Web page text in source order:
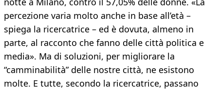
percezione varia molto anche in base all’età –
spiega la ricercatrice – ed è dovuta, almeno in
parte, al racconto che fanno delle città politica e
media». Ma di soluzioni, per migliorare la
“camminabilità” delle nostre città, ne esistono
molte. E tutte, secondo la ricercatrice, passano